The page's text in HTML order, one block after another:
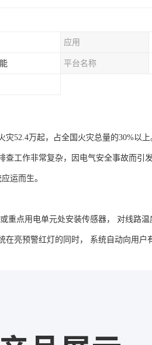
应用
平台名称
灾52.4万起，占全国火灾总量的30%以
工作非常复杂，因电气安全事故而引
运而生。
重点用电单元处安装传感器， 对线路
在亮预警红灯的同时， 系统自动向用